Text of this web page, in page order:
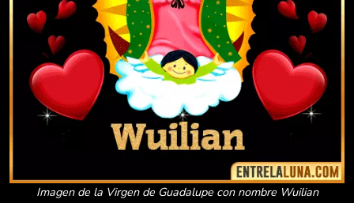
Imagen de la Virgen de Guadalupe con nombre Wuilian